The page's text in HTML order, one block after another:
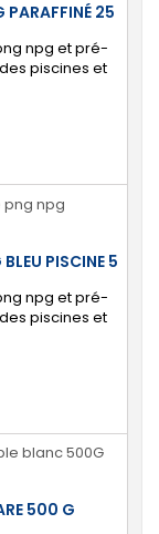
25
npg et pré-
piscines et
lisse
votre
avec son
incolore,
PISCINE 5
npg et pré-
piscines et
lisse
votre
avec son
500 G